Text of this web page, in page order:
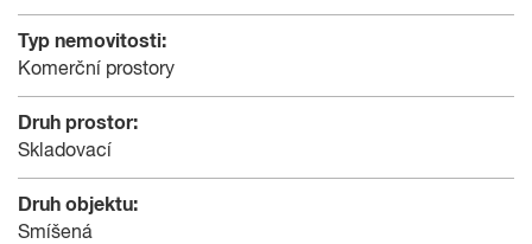
Typ nemovitosti:
Komerční prostory
Druh prostor:
Skladovací
Druh objektu:
Smíšená